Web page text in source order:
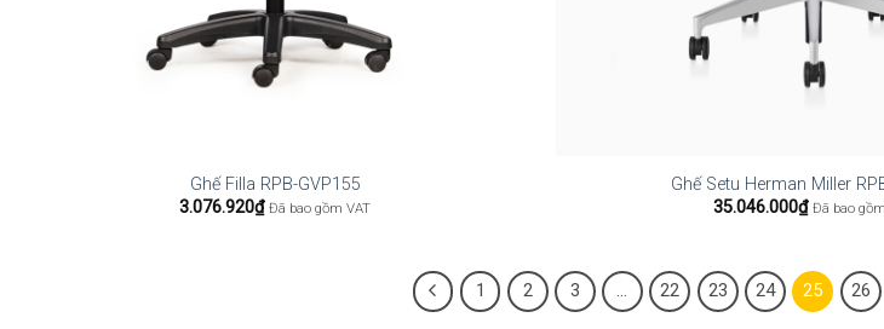
Ghế Filla RPB-GVP155
3.076.920₫ Đã bao gồm VAT
Ghế Setu Herman Miller
35.046.000₫ Đã bao
1 2 3 … 22 23 24 25 26